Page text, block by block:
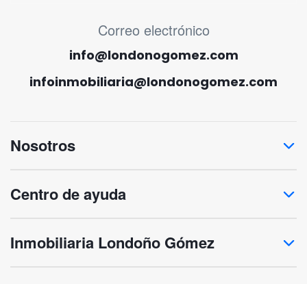
MENÚ CORREO ELECTRÓNICO
Correo electrónico
info@londonogomez.com
infoinmobiliaria@londonogomez.com
Nosotros
Centro de ayuda
Inmobiliaria Londoño Gómez